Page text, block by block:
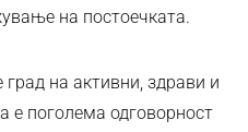
на постоечката.
на активни, здрави и
е поголема одговорност